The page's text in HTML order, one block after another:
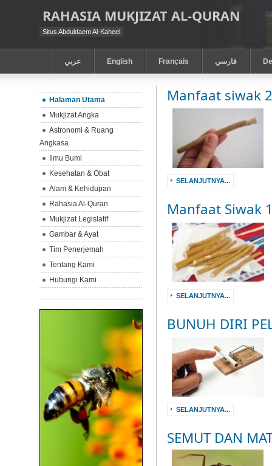
RAHASIA MUKJIZAT AL-QURAN
Situs Abduldaem Al-Kaheel
عربي English Français فارسي
Manfaat siwak 2
SELANJUTNYA...
Manfaat Siwak
SELANJUTNYA...
BUNUH DIRI
SELANJUTNYA...
SEMUT DAN
Halaman Utama
Mukjizat Angka
Astronomi & Ruang
Angkasa
Ilmu Bumi
Kesehatan & Obat
Alam & Kehidupan
Rahasia Al-Quran
Mukjizat Legislatif
Gambar & Ayat
Tim Penerjemah
Tentang Kami
Hubungi Kami